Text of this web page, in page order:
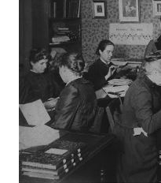
dominado por homens.
"A Rainha do Código",
" Community ").
Code , escrito por Allison